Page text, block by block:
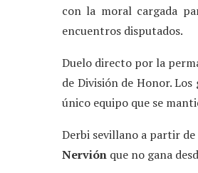
con la moral cargada
encuentros disputados.
Duelo directo por la
de División de Honor.
único equipo que se
Derbi sevillano a partir de
Nervión que no gana